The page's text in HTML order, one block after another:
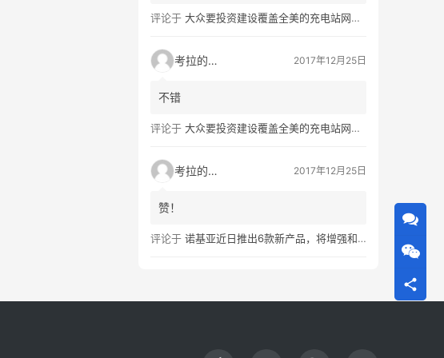
评论于 大众要投资建设覆盖全美的充电站网络，特斯拉也没闲着
考拉的生活 2017年12月25日
不错
评论于 大众要投资建设覆盖全美的充电站网络，特斯拉也没闲着
考拉的生活 2017年12月25日
赞！
评论于 诺基亚近日推出6款新产品，将增强和16家公司合作，VR领域发力明显